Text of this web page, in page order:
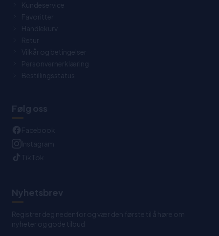
Kundeservice
Favoritter
Handlekurv
Retur
Vilkår og betingelser
Personvernerklæring
Bestillingsstatus
Følg oss
Facebook
Instagram
TikTok
Nyhetsbrev
Registrer deg nedenfor og vær den første til å høre om
nyheter og gode tilbud